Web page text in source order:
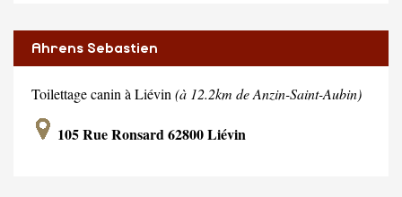
Ahrens Sebastien
Toilettage canin à Liévin (à 12.2km de Anzin-Saint-Aubin)
105 Rue Ronsard 62800 Liévin